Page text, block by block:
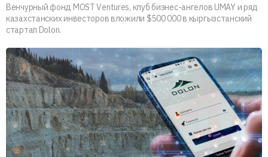
Венчурный фонд MOST Ventures, клуб бизнес-ангелов UMAY и ряд
казахстанских инвесторов вложили $500 000 в кыргызстанский
стартап Dolon.